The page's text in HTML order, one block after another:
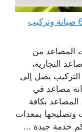
صيانة مصاعد في الكويت 65542233 صيانة وتركيب
المصاعد من
التجارية،
يصل إلى
مصاعد في
بكافة
وتصليحها بمعدات
خدمة جيدة ...